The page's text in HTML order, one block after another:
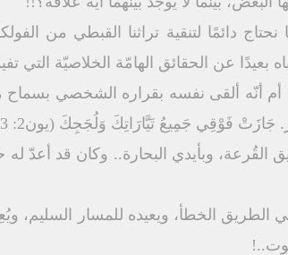
نحتاج دائمًا لتنقية تراثنا القبطي من
بعيدًا عن الحقائق الهامّة الخلاصيّة التي
أم أنّه ألقى نفسه بقراره الشخصي
فَوْقِي جَمِيعُ تَيَّارَاتِكَ وَلُجَجِكَ (يون2: 3).
القُرعة، وبأيدي البحارة.. وكان قد أعدّ
الخطأ، ويعيده للمسار السليم،